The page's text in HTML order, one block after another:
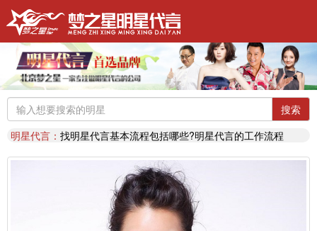
搜索
明星代言： 找明星代言基本流程包括哪些?明星代言的工作流程
推荐阅读：
2026年明星肖像代言费【8月实时更新】报价表
推荐阅读：2026年如何找明星代言,如何请明星代言,怎么选择明星代言,签约流程
明星代言：2026年诚招各地广告公司，策划公司合作代理明星资源
推荐阅读：找明星代言哪个渠道最好？费用多少？
代言知识：明星代言形式是什么样的？梦之星代言说明书
推荐阅读：二线三线明星代言费的艺人有哪些？
代言知识：明星代言资源对比|北京梦之星影视策划有限公司
明星代言： 找明星代言基本流程包括哪些?明星代言的工作流程